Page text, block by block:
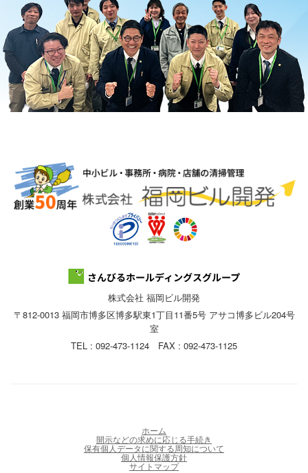
株式会社 福岡ビル開発
〒812-0013 福岡市博多区博多駅東1丁目11番5号 アサコ博多ビル204号
室
TEL : 092-473-1124 FAX : 092-473-1125
ホーム
開示などの求めに応じる手続き
保有個人データに関する周知について
個人情報保護方針
サイトマップ